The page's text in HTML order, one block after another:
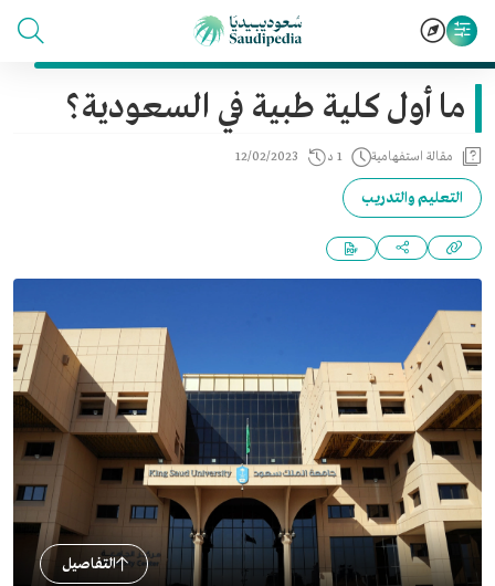
ما أول كلية طبية في السعودية؟
مقالة استفهامية 1 د 12/02/2023
التعليم والتدريب
التفاصيل